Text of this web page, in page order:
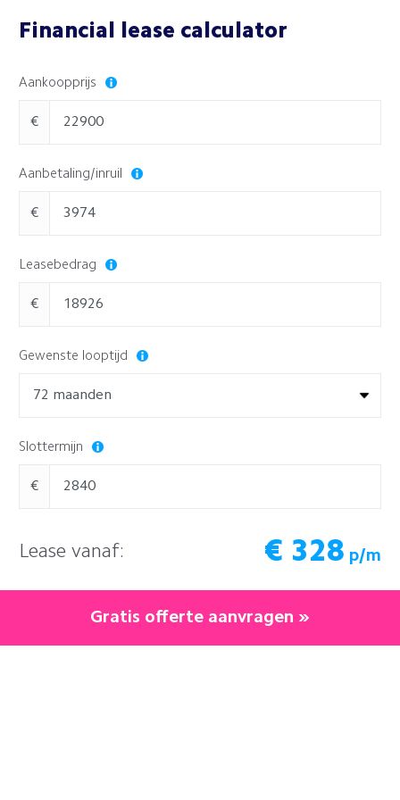
Financial lease calculator
Aankoopprijs
€
Aanbetaling/inruil
€
Leasebedrag
€
Gewenste looptijd
Slottermijn
€
Lease vanaf: € 328 p/m
Gratis offerte aanvragen »